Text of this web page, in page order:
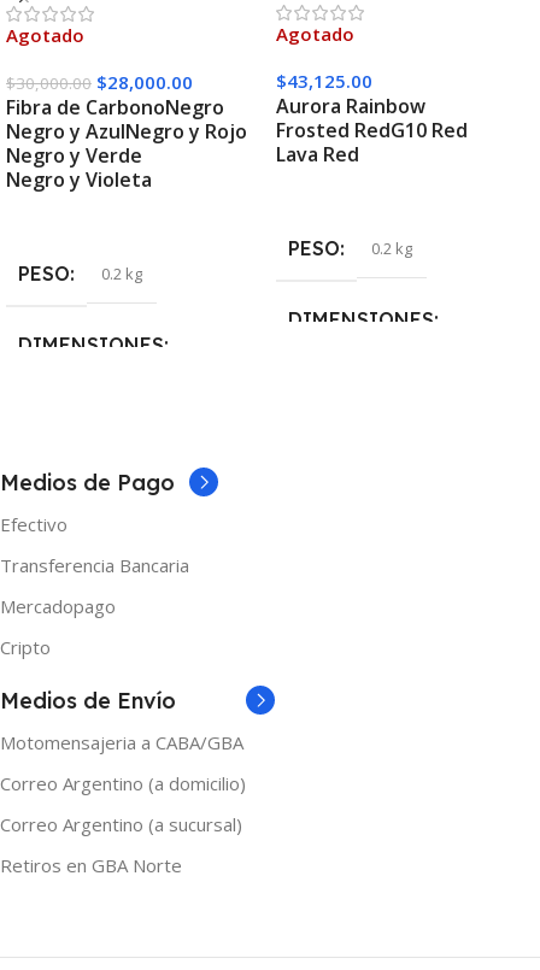
Agotado
$30,000.00 $28,000.00
Fibra de CarbonoNegro
Negro y AzulNegro y Rojo
Negro y Verde
Negro y Violeta
PESO 0.2 kg
DIMENSIONES
COLOR
Fibra de Carbono
Negro y Azul
Negro y Rojo
Negro y Verde,Negro y Violeta
MARCAS
Agotado
$43,125.00
Aurora Rainbow
Frosted RedG10 Red
Lava Red
PESO 0.2 kg
DIMENSIONES
Medios de Pago
Efectivo
Transferencia Bancaria
Mercadopago
Cripto
Medios de Envío
Motomensajeria a CABA/GBA
Correo Argentino (a domicilio)
Correo Argentino (a sucursal)
Retiros en GBA Norte